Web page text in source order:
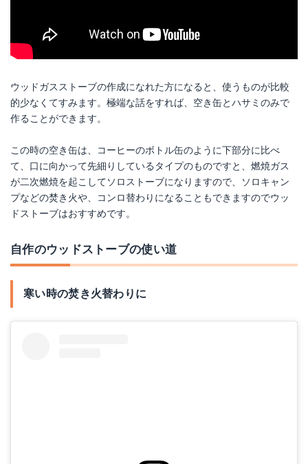
ウッドガスストーブの作成になれた方になると、使うものが比較
的少なくてすみます。極端な話をすれば、空き缶とハサミのみで
作ることができます。
この時の空き缶は、コーヒーのボトル缶のように下部分に比べ
て、口に向かって先細りしているタイプのものですと、燃焼ガス
が二次燃焼を起こしてソロストーブになりますので、ソロキャン
プなどの焚き火や、コンロ替わりになることもできますのでウッ
ドストーブはおすすめです。
自作のウッドストーブの使い道
寒い時の焚き火替わりに